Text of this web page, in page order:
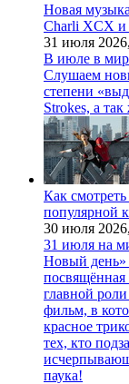
Новая
Charli XCX и
31 июля 2026,
В июле в мир
Слушаем
степени
Strokes, а
Как
популярной
30 июля 2026,
31 июля на
Новый день»
главной
фильм, в
красное
тех, кто
паука!